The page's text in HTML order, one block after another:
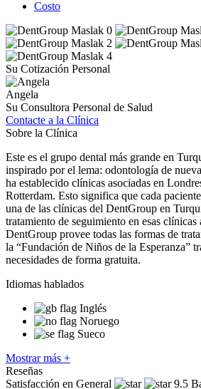
Costo
Su Cotización Personal
Angela
Su Consultora Personal de Salud
Contacte a la Clínica
Sobre la Clínica
Este es el grupo dental más grande en
inspirado por el lema: odontología de
ha establecido clínicas asociadas en
Rotterdam. Esto significa que cada
una de las clínicas del DentGroup en
tratamiento de seguimiento en esas clínicas
DentGroup provee todas las formas de
la “Fundación de Niños de la Esperanza”
necesidades de forma gratuita.
Idiomas hablados
Inglés
Noruego
Sueco
Mostrar más +
Reseñas
Satisfacción en General
9.5